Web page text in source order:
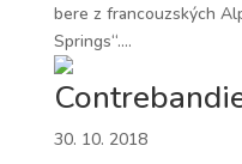
bere z francouzských
Springs“....
30. 10. 2018